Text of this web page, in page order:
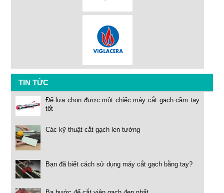
TIN TỨC
Để lựa chọn được một chiếc máy cắt gạch cầm tay
tốt
Các kỹ thuật cắt gạch len tường
Bạn đã biết cách sử dụng máy cắt gạch bằng tay?